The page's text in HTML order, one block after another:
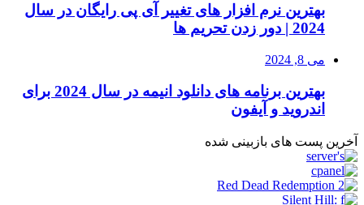
بهترین نرم افزار های تغییر آی پی رایگان در سال
2024 | دور زدن تحریم ها
می 8, 2024
بهترین برنامه های دانلود انیمه در سال 2024 برای
اندروید و آیفون
آخرین پست های بازبینی شده